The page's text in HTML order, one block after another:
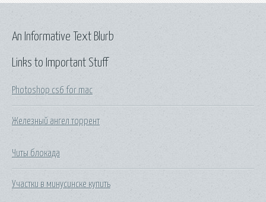
Links to Important Stuff
Photoshop cs6 for mac
Железный ангел торрент
Читы блокада
Участки в минусинске купить
An Informative Text Blurb